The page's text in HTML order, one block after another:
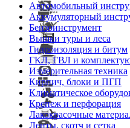
Автомобильный
Аккумуляторный
Бензоинструмент
Вышки туры и леса
Гидроизоляция и битум
ГКЛ, ГВЛ и
Измерительная техника
Кирпич, блоки и ПГП
Климатическое
Крепеж и перфорация
Лакокрасочные
Ленты, скотч и сетка